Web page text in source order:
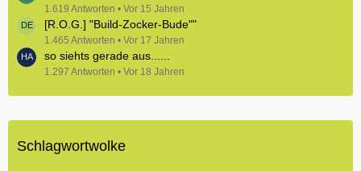
1.619 Antworten Vor 15 Jahren
[R.O.G.] "Build-Zocker-Bude""
1.465 Antworten Vor 17 Jahren
so siehts gerade aus......
1.297 Antworten Vor 18 Jahren
Schlagwortwolke